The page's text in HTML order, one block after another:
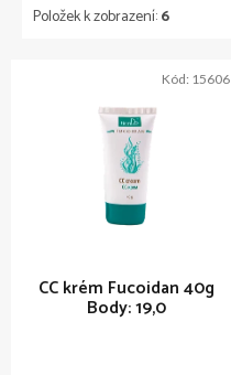
Položek k zobrazení:6
CC krém Fucoidan 40g
Body: 19,0
Kód: 15606